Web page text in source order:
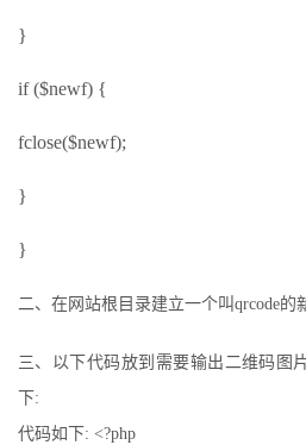
}
if ($newf) {
fclose($newf);
}
}
二、在网站根目录建立一个叫qrcode的
三、以下代码放到需要输出二维码图
下:
代码如下: <?php